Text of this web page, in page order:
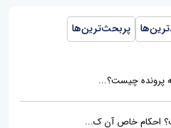
پربحث‌ترین‌ها
پرونده چیست؟...
احکام خاص آن ک...